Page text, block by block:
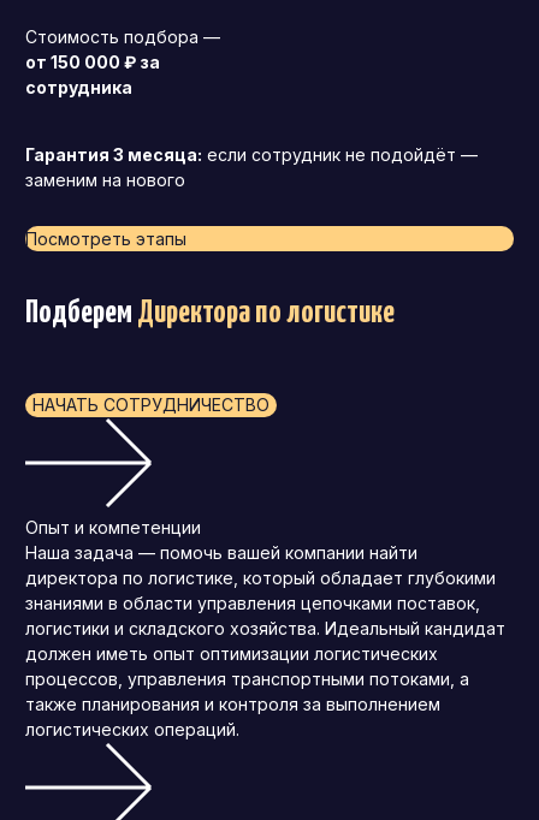
Стоимость подбора —
от 150 000 ₽ за
сотрудника
Гарантия 3 месяца: если сотрудник не подойдёт —
заменим на нового
Посмотреть этапы
Подберем Директора по логистике
НАЧАТЬ СОТРУДНИЧЕСТВО
Опыт и компетенции
Наша задача — помочь вашей компании найти
директора по логистике, который обладает глубокими
знаниями в области управления цепочками поставок,
логистики и складского хозяйства. Идеальный кандидат
должен иметь опыт оптимизации логистических
процессов, управления транспортными потоками, а
также планирования и контроля за выполнением
логистических операций.